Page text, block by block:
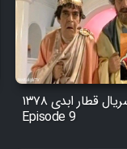
Safar
سریال قطار ابدی ۱۳۷۸ -
Episode 9